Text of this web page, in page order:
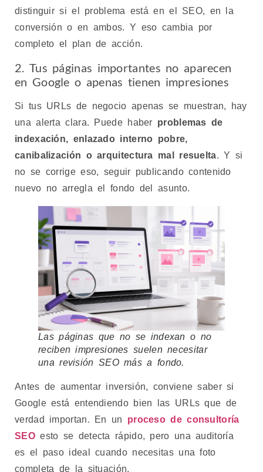
distinguir si el problema está en el SEO, en la
conversión o en ambos. Y eso cambia por
completo el plan de acción.
2. Tus páginas importantes no aparecen
en Google o apenas tienen impresiones
Si tus URLs de negocio apenas se muestran, hay
una alerta clara. Puede haber problemas de
indexación, enlazado interno pobre,
canibalización o arquitectura mal resuelta. Y si
no se corrige eso, seguir publicando contenido
nuevo no arregla el fondo del asunto.
Las páginas que no se indexan o no
reciben impresiones suelen necesitar
una revisión SEO más a fondo.
Antes de aumentar inversión, conviene saber si
Google está entendiendo bien las URLs que de
verdad importan. En un proceso de consultoría
SEOesto se detecta rápido, pero una auditoría
es el paso ideal cuando necesitas una foto
completa de la situación.